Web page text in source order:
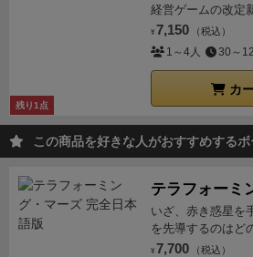
残り1点
経営ゲームの改定
¥ 7,150 （税込）
1～4人 30～
カ
この商品を好きな人がおすすめする
テラフォーミ
いざ、赤き惑星を
を先導するのはど
¥ 7,700 （税込）